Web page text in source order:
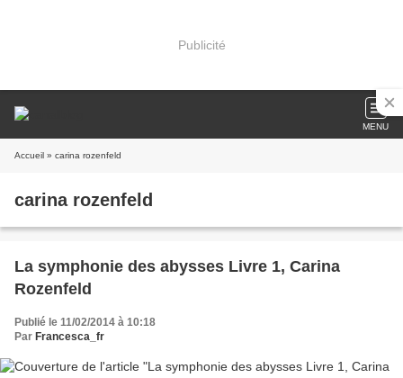
Publicité
MENU
Accueil » carina rozenfeld
carina rozenfeld
La symphonie des abysses Livre 1, Carina
Rozenfeld
Publié le 11/02/2014 à 10:18
Par Francesca_fr